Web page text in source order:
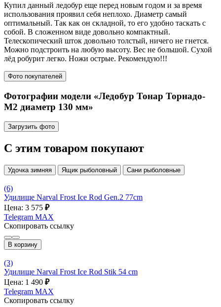
Купил данный ледобур еще перед новым годом и за время
использования проявил себя неплохо. Диаметр самый
оптимальный. Так как он складной, то его удобно таскать с
собой. В сложенном виде довольно компактный.
Телескопический шток довольно толстый, ничего не гнется.
Можно подстроить на любую высоту. Вес не большой. Сухой
лёд робурит легко. Ножи острые. Рекомендую!!!
Фото покупателей
Фотографии модели «Ледобур Тонар Торнадо-
М2 диаметр 130 мм»
Загрузить фото
С этим товаром покупают
Удочка зимняя Ящик рыболовный Сани рыболовные
(6)
Удилище Narval Frost Ice Rod Gen.2 77cm
Цена: 3 575 ₽
Telegram MAX
Скопировать ссылку
В корзину
(3)
Удилище Narval Frost Ice Rod Stik 54 cm
Цена: 1 490 ₽
Telegram MAX
Скопировать ссылку